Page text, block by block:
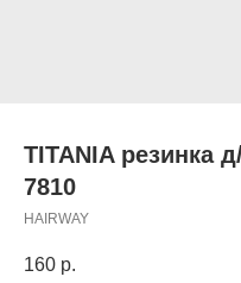
TITANIA резинка
7810
HAIRWAY
160 р.